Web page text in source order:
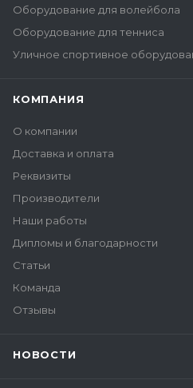
Оборудование для волейбола
Оборудование для тенниса
Уличное спортивное
КОМПАНИЯ
О компании
Доставка и оплата
Реквизиты
Производители
Наши работы
Дипломы и благодарности
Статьи
Команда
Отзывы
НОВОСТИ